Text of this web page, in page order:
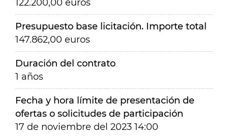
122.200,00 euros
Presupuesto base licitación. Importe total
147.862,00 euros
Duración del contrato
1 años
Fecha y hora límite de presentación de
ofertas o solicitudes de participación
17 de noviembre del 2023 14:00